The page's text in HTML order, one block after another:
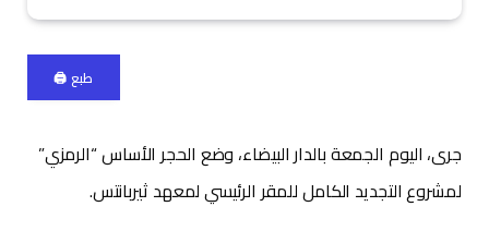
طبع 🖨
جرى، اليوم الجمعة بالدار البيضاء، وضع الحجر الأساس “الرمزي”
لمشروع التجديد الكامل للمقر الرئيسي لمعهد ثيربانتس.